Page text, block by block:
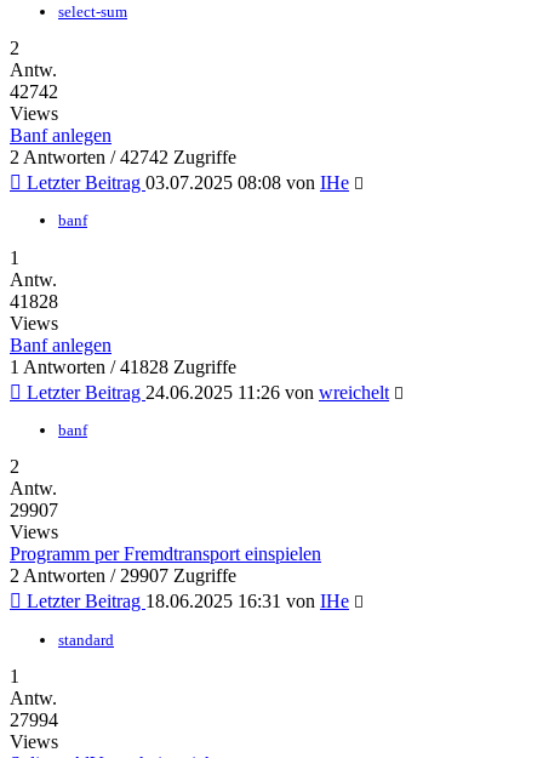
select-sum
2
Antw.
42742
Views
Banf anlegen
2 Antworten / 42742 Zugriffe
Letzter Beitrag 03.07.2025 08:08 von IHe
banf
1
Antw.
41828
Views
Banf anlegen
1 Antworten / 41828 Zugriffe
Letzter Beitrag 24.06.2025 11:26 von wreichelt
banf
2
Antw.
29907
Views
Programm per Fremdtransport einspielen
2 Antworten / 29907 Zugriffe
Letzter Beitrag 18.06.2025 16:31 von IHe
standard
1
Antw.
27994
Views